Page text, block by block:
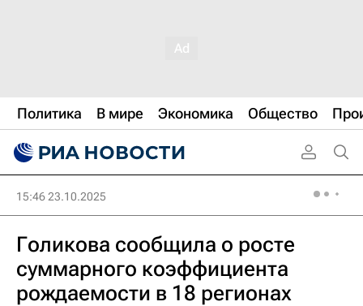
Политика В мире Экономика Общество
15:46 23.10.2025
Голикова сообщила о росте
суммарного коэффициента
рождаемости в 18 регионах